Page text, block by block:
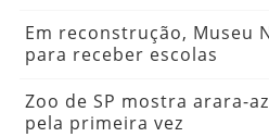
Em reconstrução, Museu
para receber escolas
Zoo de SP mostra arara-
pela primeira vez